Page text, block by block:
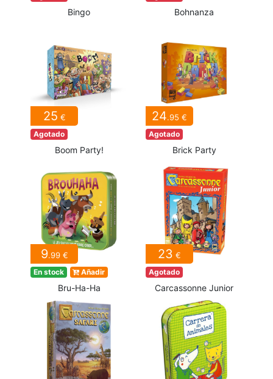
Bingo Bohnanza
25 €
Agotado
Boom Party!
24.95 €
Agotado
Brick Party
9.99 €
En stock Añadir
Bru-Ha-Ha
23 €
Agotado
Carcassonne Junior